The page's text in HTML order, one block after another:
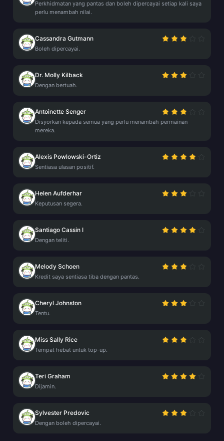
Perkhidmatan yang pantas dan boleh dipercayai setiap kali saya
perlu menambah nilai.
Cassandra Gutmann
Boleh dipercayai.
Dr. Molly Kilback
Dengan bertuah.
Antoinette Senger
Disyorkan kepada semua yang perlu menambah permainan
mereka.
Alexis Powlowski-Ortiz
Sentiasa ulasan positif.
Helen Aufderhar
Keputusan segera.
Santiago Cassin I
Dengan teliti.
Melody Schoen
Kredit saya sentiasa tiba dengan pantas.
Cheryl Johnston
Tentu.
Miss Sally Rice
Tempat hebat untuk top-up.
Teri Graham
Dijamin.
Sylvester Predovic
Dengan boleh dipercayai.